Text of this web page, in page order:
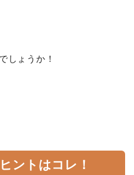
しょうか！
ントはコレ！